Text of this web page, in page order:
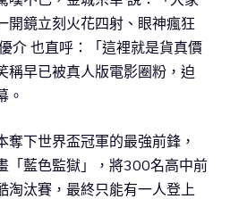
開鏡立刻火花四射、眼神瘋狂
介 也直呼：「這裡就是貨真價
稱早已被真人版電影圈粉，迫
。
奪下世界盃冠軍的最強前鋒，
「藍色監獄」，將300名高中前
淘汰賽，最終只能有一人登上